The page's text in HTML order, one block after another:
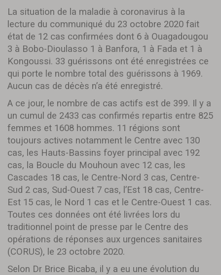
La situation de la maladie à coronavirus à la
lecture du communiqué du 23 octobre 2020 fait
état de 12 cas confirmées dont 6 à Ouagadougou
3 à Bobo-Dioulasso 1 à Banfora, 1 à Fada et 1 à
Kongoussi. 33 guérissons ont été enregistrées ce
qui porte le nombre total des guérissons à 1969.
Aucun cas de décès n’a été enregistré.
A ce jour, le nombre de cas actifs est de 399. Il y a
un cumul de 2433 cas confirmés repartis entre 825
femmes et 1608 hommes. 11 régions sont
toujours actives notamment le Centre avec 130
cas, les Hauts-Bassins foyer principal avec 192
cas, la Boucle du Mouhoun avec 12 cas, les
Cascades 18 cas, le Centre-Nord 3 cas, Centre-
Sud 2 cas, Sud-Ouest 7 cas, l’Est 18 cas, Centre-
Est 15 cas, le Nord 1 cas et le Centre-Ouest 1 cas.
Toutes ces données ont été livrées lors du
traditionnel point de presse par le Centre des
opérations de réponses aux urgences sanitaires
(CORUS), le 23 octobre 2020.
Selon Dr Brice Bicaba, il y a eu une évolution du